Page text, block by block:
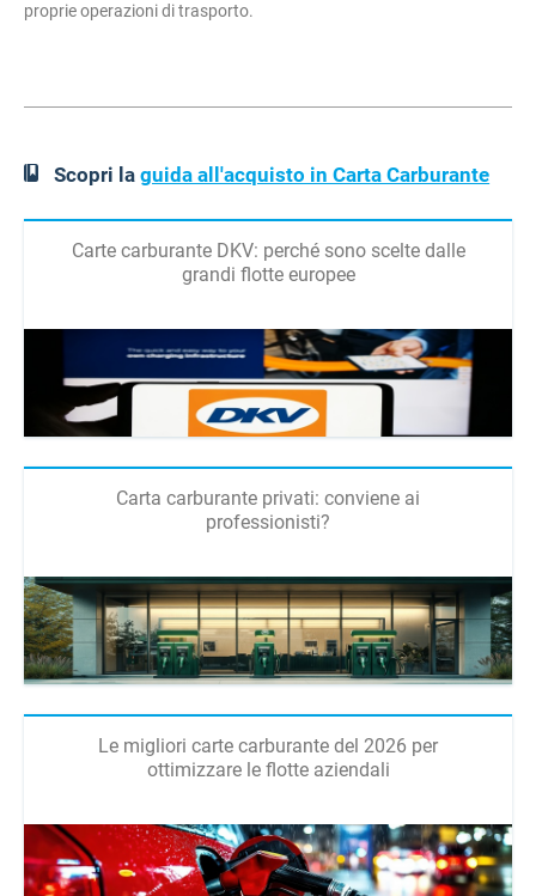
proprie operazioni di trasporto.
Scopri laguida all'acquisto in Carta Carburante
Carte carburante DKV: perché sono scelte dalle
grandi flotte europee
Carta carburante privati: conviene ai
professionisti?
Le migliori carte carburante del 2026 per
ottimizzare le flotte aziendali